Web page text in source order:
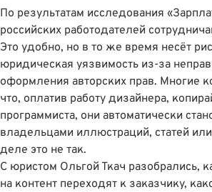
По результатам исследования
российских работодателей
Это удобно, но в то же время несёт
юридическая уязвимость из-за
оформления авторских прав. Многие
что, оплатив работу дизайнера,
программиста, они автоматически
владельцами иллюстраций, статей
деле это не так.
С юристом Ольгой Ткач разобрались,
на контент переходят к заказчику,